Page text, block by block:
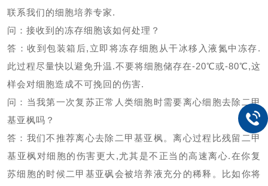
联系我们的细胞培养专家.
问：接收到的冻存细胞该如何处理？
答：收到包装箱后, 立即将冻存细胞从干冰移入液氮中冻存.
此过程尽量快以避免升温.不要将细胞储存在-20℃或-80℃,这
样会对细胞造成不可挽回的伤害.
问：当我第一次复苏正常人类细胞时需要离心细胞去除二甲
基亚枫吗？
答：我们不推荐离心去除二甲基亚枫。离心过程比残留二甲
基亚枫对细胞的伤害更大 ,尤其是不正当的高速离心.在你复
苏细胞的时候二甲基亚砜会被培养液充分的稀释。比如你将